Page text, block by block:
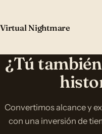
Virtual Nightmare
¿Tú
Convertimos alcance y
con una inversión de